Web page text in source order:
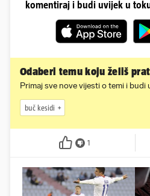
komentiraj i budi uvijek u
Odaberi temu koju želiš
Primaj sve nove vijesti o temi i budi
buč kesidi
1